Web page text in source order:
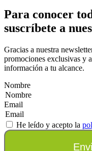
Para conocer
suscríbete a
Gracias a nuestra
promociones exclusivas y
información a tu alcance.
Nombre
Email
He leído y acepto la